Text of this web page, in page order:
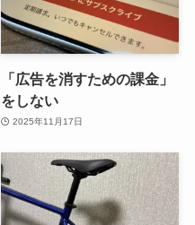
「広告を消すための課金」
をしない
2025年11月17日